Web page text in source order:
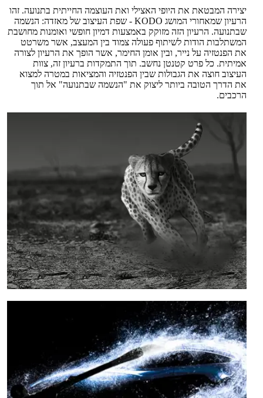
יצירה המבטאת את היופי האצילי ואת העוצמה החייתית בתנועה. זהו
הרעיון שמאחורי המושג KODO - שפת העיצוב של מאזדה: הנשמה
שבתנועה. הרעיון הזה מזוקק באמצעות דמיון חופשי ואומנות מחושבת
המשתלבות הודות לשיתוף פעולה צמוד בין המעצב, אשר משרטט
את הפנטזיה על נייר, ובין אומן החימר, אשר הופך את הרעיון לצורה
אמיתית. כל פרט קטנטן נחשב. תוך התמקדות ברעיון זה, צוות
העיצוב חוצה את הגבולות שבין הפנטזיה והמציאות במטרה למצוא
את הדרך הטובה ביותר ליצוק את "הנשמה שבתנועה" אל תוך
הרכבים.